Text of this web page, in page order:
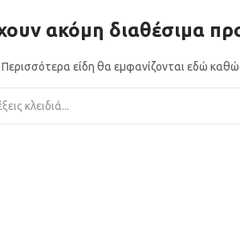
ακόμη διαθέσιμα
Περισσότερα είδη θα εμφανίζονται εδώ